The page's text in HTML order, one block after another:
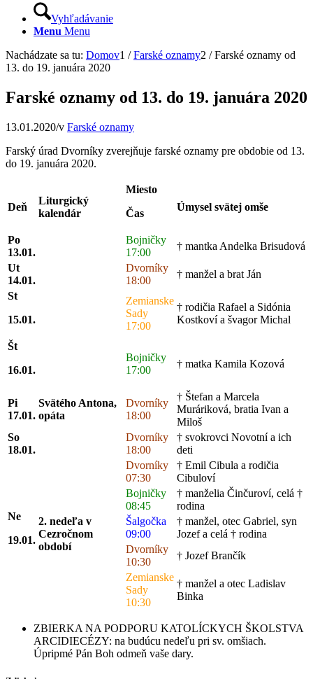
Vyhľadávanie
Menu Menu
Nachádzate sa tu: Domov1 / Farské oznamy2 / Farské oznamy od
13. do 19. januára 2020
Farské oznamy od 13. do 19. januára 2020
13.01.2020/v Farské oznamy
Farský úrad Dvorníky zverejňuje farské oznamy pre obdobie od 13.
do 19. januára 2020.
Deň
Liturgický
kalendár
Miesto
Čas
Úmysel svätej omše
Po
13.01.
Bojničky
17:00
† mantka Andelka Brisudová
Ut
14.01.
Dvorníky
18:00
† manžel a brat Ján
St
15.01.
Zemianske
Sady
17:00
† rodičia Rafael a Sidónia
Kostkoví a švagor Michal
Št
16.01.
Bojničky
17:00
† matka Kamila Kozová
Pi
17.01.
Svätého Antona,
opáta
Dvorníky
18:00
† Štefan a Marcela
Muráriková, bratia Ivan a
Miloš
So
18.01.
Dvorníky
18:00
† svokrovci Novotní a ich
deti
Ne
19.01.
2. nedeľa v
Cezročnom
období
Dvorníky
07:30
† Emil Cibula a rodičia
Cibuloví
Bojničky
08:45
† manželia Činčuroví, celá †
rodina
Šalgočka
09:00
† manžel, otec Gabriel, syn
Jozef a celá † rodina
Dvorníky
10:30
† Jozef Brančík
Zemianske
Sady
10:30
† manžel a otec Ladislav
Binka
ZBIERKA NA PODPORU KATOLÍCKYCH ŠKOLSTVA
ARCIDIECÉZY: na budúcu nedeľu pri sv. omšiach.
Úpripmé Pán Boh odmeň vaše dary.